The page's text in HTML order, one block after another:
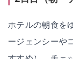
ホテルの朝食を
ージェンシーや